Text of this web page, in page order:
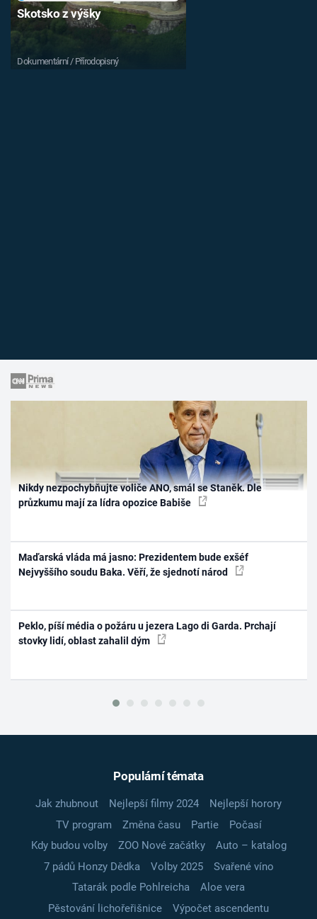
Skotsko z výšky
Dokumentární / Přírodopisný
Nikdy nezpochybňujte voliče ANO, smál se Staněk. Dle
průzkumu mají za lídra opozice Babiše
Maďarská vláda má jasno: Prezidentem bude exšéf
Nejvyššího soudu Baka. Věří, že sjednotí národ
Peklo, píší média o požáru u jezera Lago di Garda. Prchají
stovky lidí, oblast zahalil dým
Populární témata
Jak zhubnout Nejlepší filmy 2024
Nejlepší horory
TV program
Změna času Partie
Počasí
Kdy budou volby
ZOO Nové začátky
Auto – katalog
7 pádů Honzy Dědka
Volby 2025
Svařené víno
Tatarák podle Pohlreicha
Aloe vera
Pěstování lichořeřišnice
Výpočet ascendentu